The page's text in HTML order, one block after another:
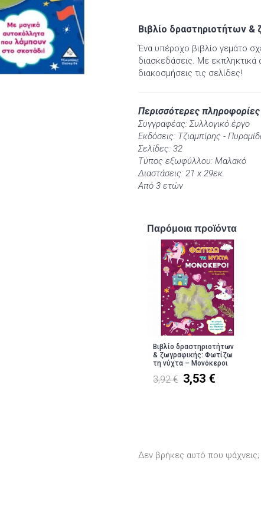
Βιβλίο δραστηριοτήτων
Ένα υπέροχο βιβλίο γεμάτο
διασκεδάσεις. Με
διακοσμήσεις τις σελίδες!
Περισσότερες πληροφορίες
Συγγραφέας: Συλλογικό έργο
Εκδόσεις: Τζιαμπίρης -
Σελίδες: 32
Τύπος εξωφύλλου: Μαλακό
Διαστάσεις: 21 x 29εκ.
Από 3 ετών
Παρόμοια προϊόντα
Βιβλίο δραστηριοτήτων
& ζωγραφικής: Φωτίζω
τη νύχτα – Μονόκεροι
3,92 € 3,53 €
Δεν βρήκες αυτό που